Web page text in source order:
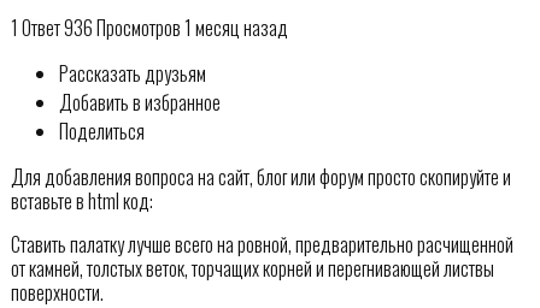
1 Ответ 936 Просмотров 1 месяц назад
Рассказать друзьям
Добавить в избранное
Поделиться
Для добавления вопроса на сайт, блог или форум просто скопируйте и
вставьте в html код:
Ставить палатку лучше всего на ровной, предварительно расчищенной
от камней, толстых веток, торчащих корней и перегнивающей листвы
поверхности.